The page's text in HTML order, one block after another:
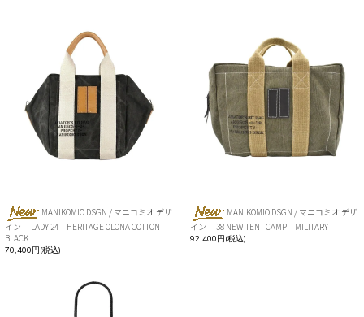
MANIKOMIO DSGN / マニコミオ デザ
イン LADY 24 HERITAGE OLONA COTTON
BLACK
70,400円(税込)
MANIKOMIO DSGN / マニコミオ デザ
イン 38 NEW TENT CAMP MILITARY
92,400円(税込)